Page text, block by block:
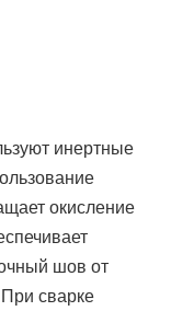
инертные
окисление
шов от
сварке